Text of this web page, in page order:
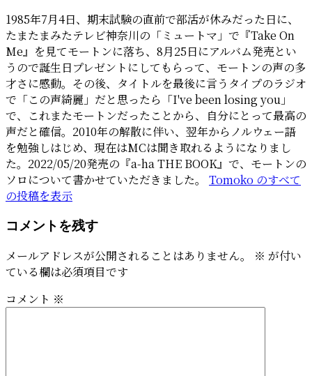
1985年7月4日、期末試験の直前で部活が休みだった日に、
たまたまみたテレビ神奈川の「ミュートマ」で『Take On
Me』を見てモートンに落ち、8月25日にアルバム発売とい
うので誕生日プレゼントにしてもらって、モートンの声の多
才さに感動。その後、タイトルを最後に言うタイプのラジオ
で「この声綺麗」だと思ったら「I've been losing you」
で、これまたモートンだったことから、自分にとって最高の
声だと確信。2010年の解散に伴い、翌年からノルウェー語
を勉強しはじめ、現在はMCは聞き取れるようになりまし
た。2022/05/20発売の『a-ha THE BOOK』で、モートンの
ソロについて書かせていただきました。 Tomoko のすべて
の投稿を表示
コメントを残す
メールアドレスが公開されることはありません。 ※ が付い
ている欄は必須項目です
コメント ※